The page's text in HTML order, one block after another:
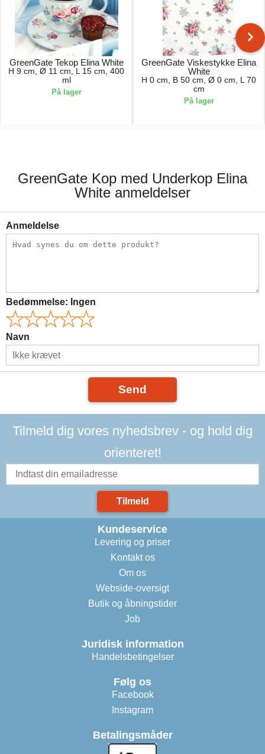
GreenGate Tekop Elina White
H 9 cm, Ø 11 cm, L 15 cm, 400
ml
På lager
GreenGate Viskestykke Elina
White
H 0 cm, B 50 cm, Ø 0 cm, L 70
cm
På lager
GreenGate Kop med Underkop Elina
White anmeldelser
Anmeldelse
Bedømmelse: Ingen
Navn
Send
Tilmeld dig vores nyhedsbrev - og hold dig
orienteret!
Tilmeld
Kundeservice
Levering og priser
Kontakt os
Om os
Webside-oversigt
Butik og åbningstider
Job
Juridisk information
Handelsbetingelser
Følg os
Facebook
Instagram
Betalingsmåder